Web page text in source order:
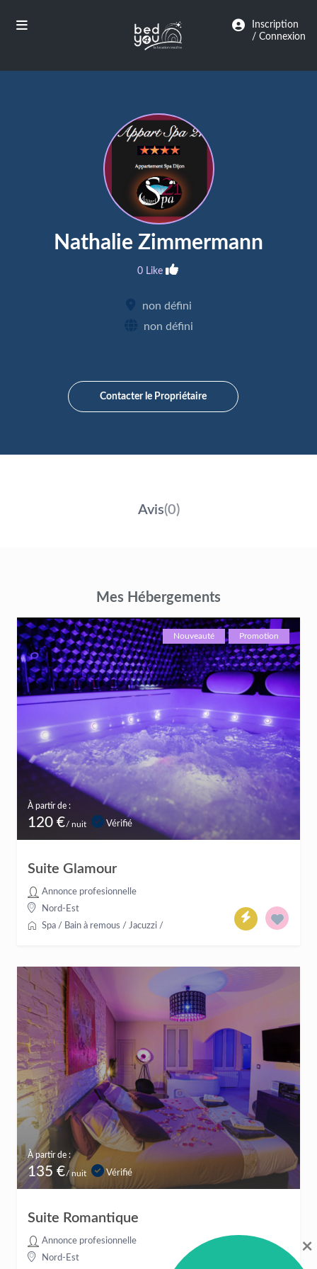
Inscription
/ Connexion
Nathalie Zimmermann
0 Like
non défini
non défini
Contacter le Propriétaire
Avis(0)
Mes Hébergements
À partir de :
120 €/ nuit
Nouveauté Promotion
Vérifié
Suite Glamour
Annonce profesionnelle
Nord-Est
Spa / Bain à remous / Jacuzzi /
À partir de :
135 €/ nuit Vérifié
Suite Romantique
Annonce profesionnelle
Nord-Est
×